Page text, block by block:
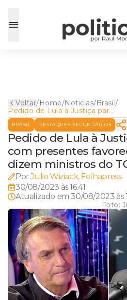
Voltar/Home/Noticias/Brasil/
Pedido de Lula à Justiça para
ficar com presentes favorece
Bolsonaro, dizem ministros
do TCU
BRASIL DESTAQUES SECUNDÁRIOS
Pedido de Lula à
com presentes
dizem ministros do
Por Julio Wiziack, Folhapress
30/08/2023 às 16:41
Atualizado em30/08/2023 às
Foto: